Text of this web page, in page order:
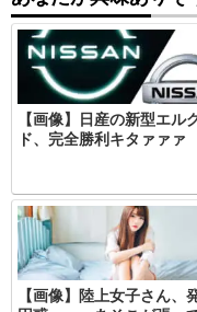
【画像】日産の新型エル
ド、完全勝利キタァァァ
【画像】陸上女子さん、